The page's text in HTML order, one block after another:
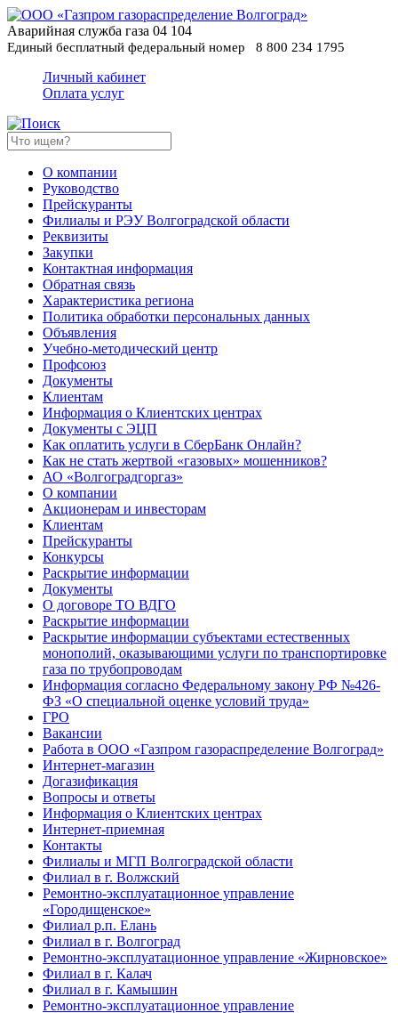
Аварийная служба газа 04 104
Единый бесплатный федеральный номер
8 800 234 1795
Личный кабинет
Оплата услуг
О компании
Руководство
Прейскуранты
Филиалы и РЭУ Волгоградской области
Реквизиты
Закупки
Контактная информация
Обратная связь
Характеристика региона
Политика обработки персональных данных
Oбъявления
Учебно-методический центр
Профсоюз
Документы
Клиентам
Информация о Клиентских центрах
Документы с ЭЦП
Как оплатить услуги в СберБанк Онлайн?
Как не стать жертвой «газовых» мошенников?
АО «Волгоградгоргаз»
О компании
Акционерам и инвесторам
Клиентам
Прейскуранты
Конкурсы
Раскрытие информации
Документы
О договоре ТО ВДГО
Раскрытие информации
Раскрытие информации субъектами естественных
монополий, оказывающими услуги по транспортировке
газа по трубопроводам
Информация согласно Федеральному закону РФ №426-
ФЗ «О специальной оценке условий труда»
ГРО
Вакансии
Работа в ООО «Газпром газораспределение Волгоград»
Интернет-магазин
Догазификация
Вопросы и ответы
Информация о Клиентских центрах
Интернет-приемная
Контакты
Филиалы и МГП Волгоградской области
Филиал в г. Волжский
Ремонтно-эксплуатационное управление
«Городищенское»
Филиал р.п. Елань
Филиал в г. Волгоград
Ремонтно-эксплуатационное управление «Жирновское»
Филиал в г. Калач
Филиал в г. Камышин
Ремонтно-эксплуатационное управление